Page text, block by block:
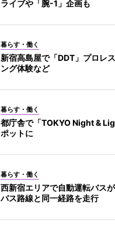
ライブや「腕-1」企画も
暮らす・働く
新宿高島屋で「DDT」プロレ
ング体験など
暮らす・働く
都庁舎で「TOKYO Night &
ポットに
暮らす・働く
西新宿エリアで自動運転バス
バス路線と同一経路を走行